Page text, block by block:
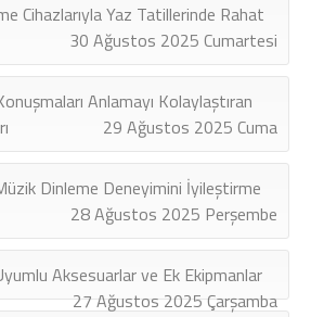
Cihazlarıyla Yaz Tatillerinde Rahat
30 Ağustos 2025 Cumartesi
Anlamayı Kolaylaştıran
29 Ağustos 2025 Cuma
Dinleme Deneyimini İyileştirme
28 Ağustos 2025 Perşembe
Aksesuarlar ve Ek Ekipmanlar
27 Ağustos 2025 Çarşamba